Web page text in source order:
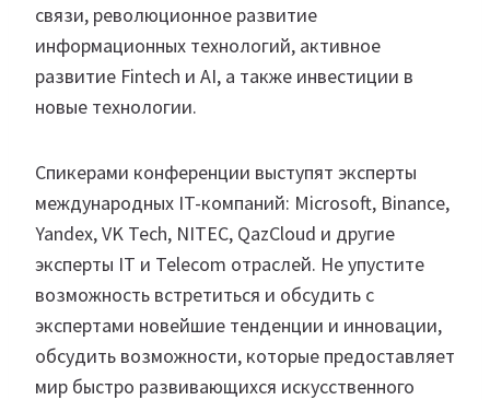
связи, революционное развитие
информационных технологий, активное
развитие Fintech и AI, а также инвестиции в
новые технологии.
Спикерами конференции выступят эксперты
международных IT-компаний: Microsoft, Binance,
Yandex, VK Tech, NITEC, QazCloud и другие
эксперты IT и Telecom отраслей. Не упустите
возможность встретиться и обсудить с
экспертами новейшие тенденции и инновации,
обсудить возможности, которые предоставляет
мир быстро развивающихся искусственного